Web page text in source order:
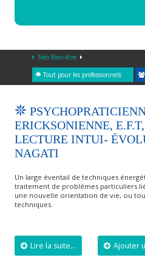
Neo Bien-être
Tout pour les professionnels
ERICKSONIENNE,
LECTURE INTUI-
NAGATI
Un large éventail de techniques
traitement de problèmes particuliers
une nouvelle orientation de vie, ou
techniques.
Lire la suite... Ajouter